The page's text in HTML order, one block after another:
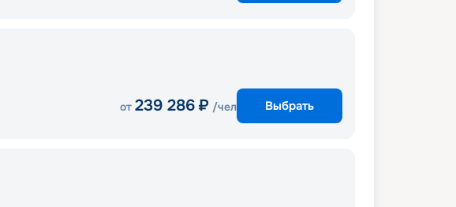
от 239 286 ₽ /чел Выбрать